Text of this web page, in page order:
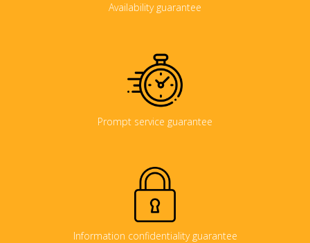
Availability guarantee
Prompt service guarantee
Information confidentiality guarantee